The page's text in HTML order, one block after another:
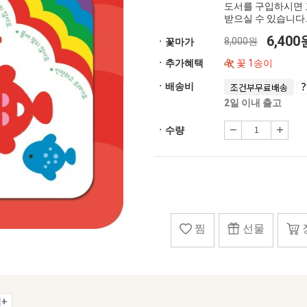
도서를 구입하시면
받으실 수 있습니다.
ㆍ꽃마가 8,000원 6,400
ㆍ추가혜택 꽃 1송이
ㆍ배송비 조건부무료배송
2일 이내 출고
ㆍ수량
찜 선물